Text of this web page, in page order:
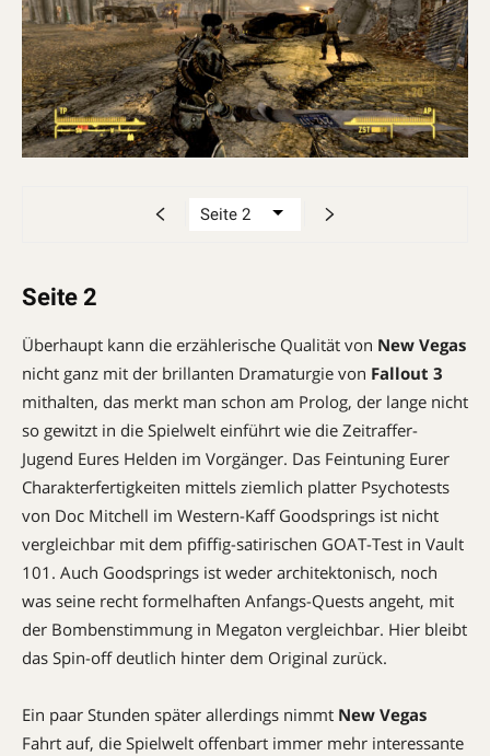
Seite 2
Überhaupt kann die erzählerische Qualität von New Vegas
nicht ganz mit der brillanten Dramaturgie von Fallout 3
mithalten, das merkt man schon am Prolog, der lange nicht
so gewitzt in die Spielwelt einführt wie die Zeitraffer-
Jugend Eures Helden im Vorgänger. Das Feintuning Eurer
Charakterfertigkeiten mittels ziemlich platter Psychotests
von Doc Mitchell im Western-Kaff Goodsprings ist nicht
vergleichbar mit dem pfiffig-satirischen GOAT-Test in Vault
101. Auch Goodsprings ist weder architektonisch, noch
was seine recht formelhaften Anfangs-Quests angeht, mit
der Bombenstimmung in Megaton vergleichbar. Hier bleibt
das Spin-off deutlich hinter dem Original zurück.
Ein paar Stunden später allerdings nimmt New Vegas
Fahrt auf, die Spielwelt offenbart immer mehr interessante